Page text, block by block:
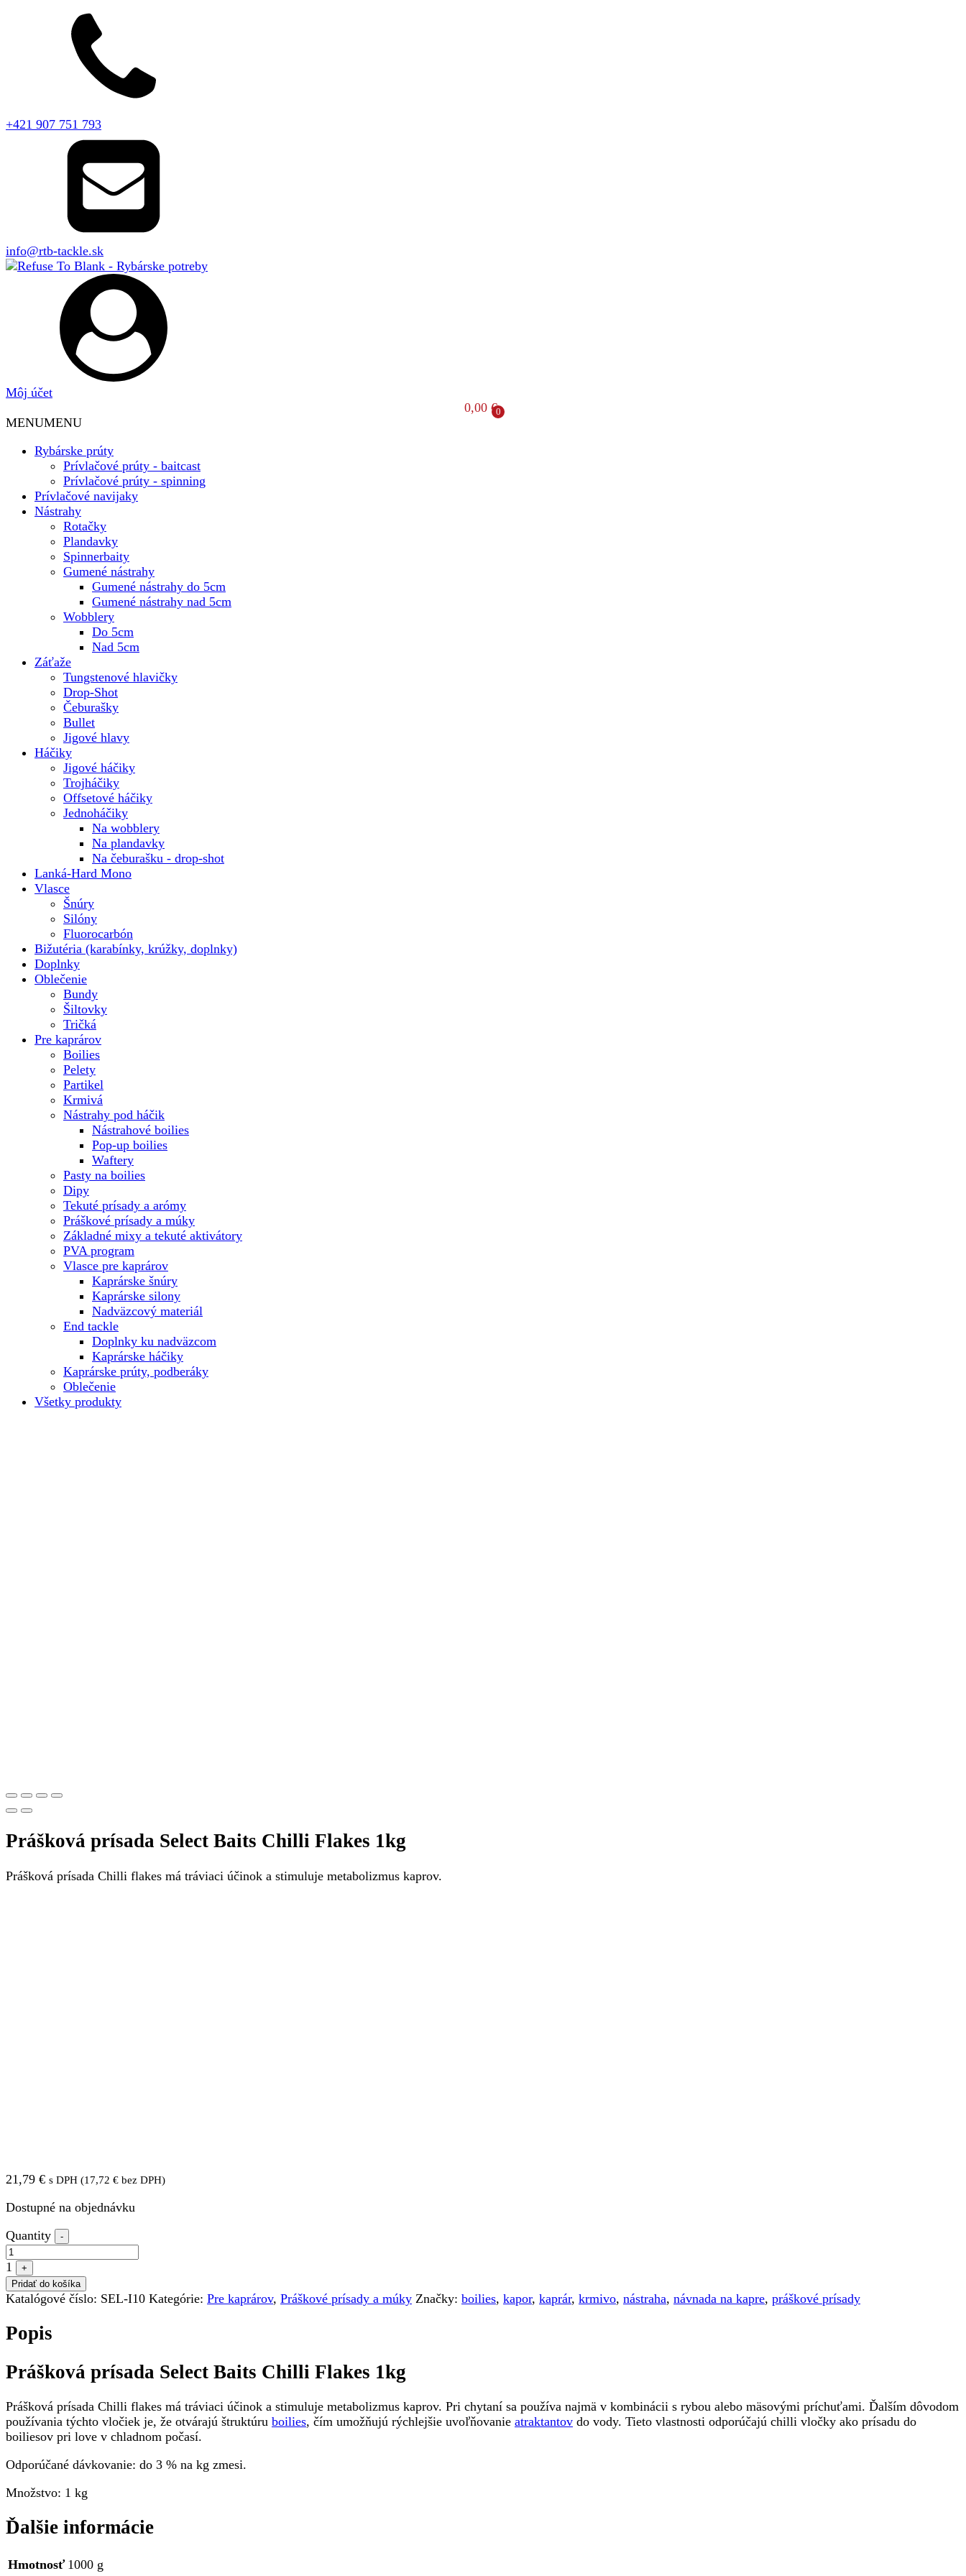
+421 907 751 793
info@rtb-tackle.sk
Môj účet
0,00 €0
MENUMENU
Rybárske prúty
Prívlačové prúty - baitcast
Prívlačové prúty - spinning
Prívlačové navijaky
Nástrahy
Rotačky
Plandavky
Spinnerbaity
Gumené nástrahy
Gumené nástrahy do 5cm
Gumené nástrahy nad 5cm
Wobblery
Do 5cm
Nad 5cm
Záťaže
Tungstenové hlavičky
Drop-Shot
Čeburašky
Bullet
Jigové hlavy
Háčiky
Jigové háčiky
Trojháčiky
Offsetové háčiky
Jednoháčiky
Na wobblery
Na plandavky
Na čeburašku - drop-shot
Lanká-Hard Mono
Vlasce
Šnúry
Silóny
Fluorocarbón
Bižutéria (karabínky, krúžky, doplnky)
Doplnky
Oblečenie
Bundy
Šiltovky
Tričká
Pre kaprárov
Boilies
Pelety
Partikel
Krmivá
Nástrahy pod háčik
Nástrahové boilies
Pop-up boilies
Waftery
Pasty na boilies
Dipy
Tekuté prísady a arómy
Práškové prísady a múky
Základné mixy a tekuté aktivátory
PVA program
Vlasce pre kaprárov
Kaprárske šnúry
Kaprárske silony
Nadväzcový materiál
End tackle
Doplnky ku nadväzcom
Kaprárske háčiky
Kaprárske prúty, podberáky
Oblečenie
Všetky produkty
Prášková prísada Select Baits Chilli Flakes 1kg
Prášková prísada Chilli flakes má tráviaci účinok a stimuluje metabolizmus kaprov.
21,79 € s DPH (17,72 € bez DPH)
Dostupné na objednávku
Quantity
-
1
+
Pridať do košíka
Katalógové číslo: SEL-I10 Kategórie: Pre kaprárov, Práškové prísady a múky Značky: boilies, kapor, kaprár, krmivo, nástraha, návnada na kapre, práškové prísady
Popis
Prášková prísada Select Baits Chilli Flakes 1kg
Prášková prísada Chilli flakes má tráviaci účinok a stimuluje metabolizmus kaprov. Pri chytaní sa používa najmä v kombinácii s rybou alebo mäsovými príchuťami. Ďalším dôvodom
používania týchto vločiek je, že otvárajú štruktúru boilies, čím umožňujú rýchlejšie uvoľňovanie atraktantov do vody. Tieto vlastnosti odporúčajú chilli vločky ako prísadu do
boiliesov pri love v chladnom počasí.
Odporúčané dávkovanie: do 3 % na kg zmesi.
Množstvo: 1 kg
Ďalšie informácie
Hmotnosť 1000 g